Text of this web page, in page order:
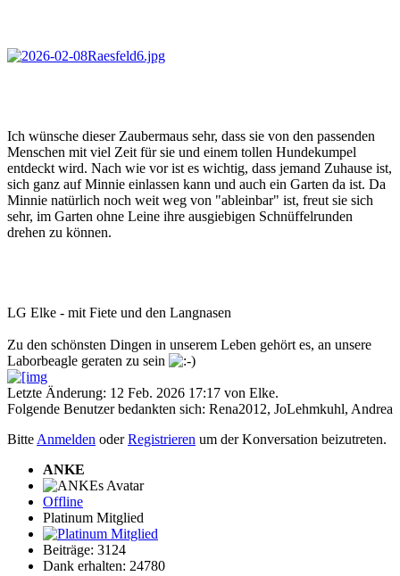
Ich wünsche dieser Zaubermaus sehr, dass sie von den passenden
Menschen mit viel Zeit für sie und einem tollen Hundekumpel
entdeckt wird. Nach wie vor ist es wichtig, dass jemand Zuhause ist,
sich ganz auf Minnie einlassen kann und auch ein Garten da ist. Da
Minnie natürlich noch weit weg von "ableinbar" ist, freut sie sich
sehr, im Garten ohne Leine ihre ausgiebigen Schnüffelrunden
drehen zu können.
LG Elke - mit Fiete und den Langnasen
Zu den schönsten Dingen in unserem Leben gehört es, an unsere
Laborbeagle geraten zu sein
Letzte Änderung: 12 Feb. 2026 17:17 von Elke.
Folgende Benutzer bedankten sich: Rena2012, JoLehmkuhl, Andrea
Bitte Anmelden oderRegistrieren um der Konversation beizutreten.
ANKE
Offline
Platinum Mitglied
Beiträge: 3124
Dank erhalten: 24780